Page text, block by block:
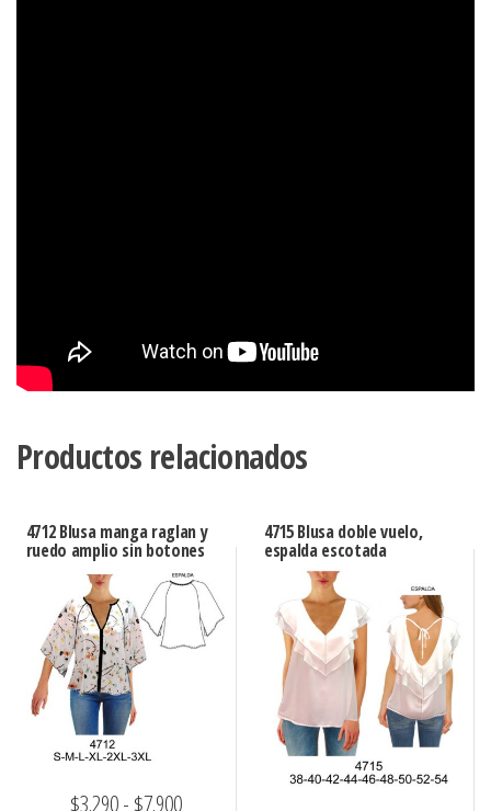
Productos relacionados
4712 Blusa manga raglan y
ruedo amplio sin botones
$3.290- $7.900Rango
4715 Blusa doble vuelo,
espalda escotada